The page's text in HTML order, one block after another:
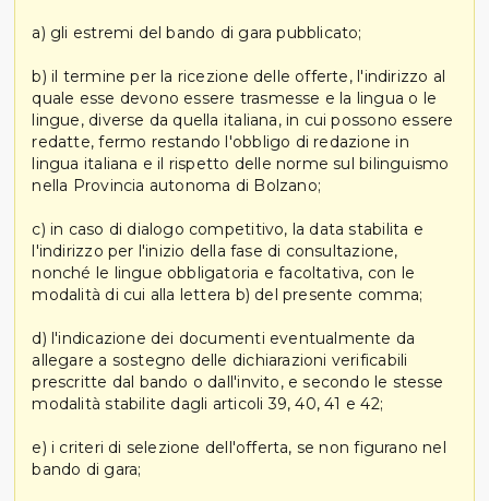
a) gli estremi del bando di gara pubblicato;
b) il termine per la ricezione delle offerte, l'indirizzo al
quale esse devono essere trasmesse e la lingua o le
lingue, diverse da quella italiana, in cui possono essere
redatte, fermo restando l'obbligo di redazione in
lingua italiana e il rispetto delle norme sul bilinguismo
nella Provincia autonoma di Bolzano;
c) in caso di dialogo competitivo, la data stabilita e
l'indirizzo per l'inizio della fase di consultazione,
nonché le lingue obbligatoria e facoltativa, con le
modalità di cui alla lettera b) del presente comma;
d) l'indicazione dei documenti eventualmente da
allegare a sostegno delle dichiarazioni verificabili
prescritte dal bando o dall'invito, e secondo le stesse
modalità stabilite dagli articoli 39, 40, 41 e 42;
e) i criteri di selezione dell'offerta, se non figurano nel
bando di gara;